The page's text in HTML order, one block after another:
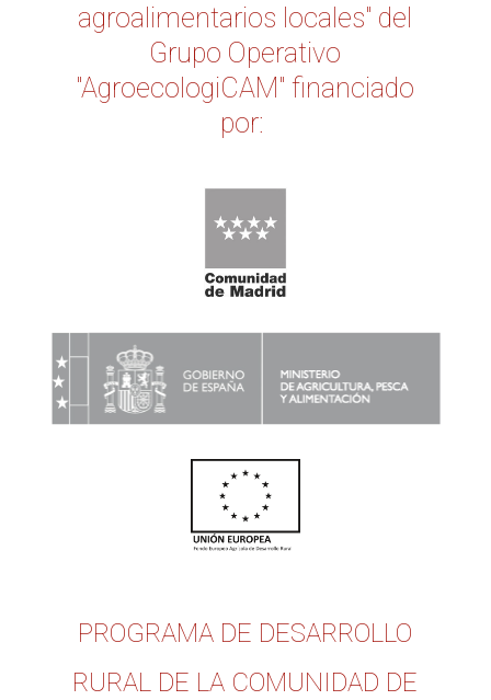
agroalimentarios locales" del
Grupo Operativo
"AgroecologiCAM" financiado
por:
PROGRAMA DE DESARROLLO
RURAL DE LA COMUNIDAD DE